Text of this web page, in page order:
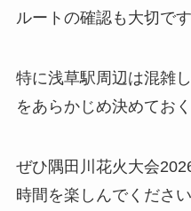
ルートの確認も大切です
特に浅草駅周辺は混雑
をあらかじめ決めてお
ぜひ隅田川花火大会
時間を楽しんでください